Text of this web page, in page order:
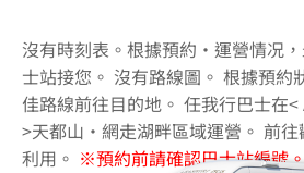
沒有時刻表。根據預約・運營情况
士站接您。 沒有路線圖。 根據預約
佳路線前往目的地。 任我行巴士在
>天都山·網走湖畔區域運營。 前往
利用。 ※預約前請確認巴士站編號